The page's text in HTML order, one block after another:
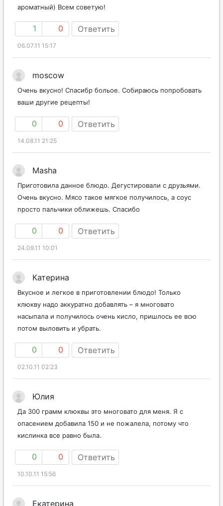
ароматный) Всем советую!
1 0 Ответить
06.07.11 15:17
moscow
Очень вкусно! Спасибр больое. Собираюсь попробовать
ваши другие рецепты!
0 0 Ответить
14.08.11 21:25
Masha
Приготовила данное блюдо. Дегустировали с друзьями.
Очень вкусно. Мясо такое мягкое получилось, а соус
просто пальчики оближешь. Спасибо
0 0 Ответить
24.09.11 10:01
Катерина
Вкусное и легкое в приготовлении блюдо! Только
клюкву надо аккуратно добавлять – я многовато
насыпала и получилось очень кисло, пришлось ее всю
потом выловить и убрать.
0 0 Ответить
02.10.11 02:23
Юлия
Да 300 грамм клюквы это многовато для меня. Я с
опасением добавила 150 и не пожалела, потому что
кислинка все равно была.
0 0 Ответить
10.10.11 15:56
Екатерина